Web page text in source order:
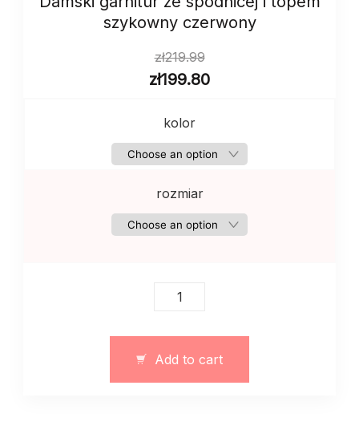
szykowny czerwony
zł219.99
zł199.80
kolor
rozmiar
Damski
topem
Add to cart